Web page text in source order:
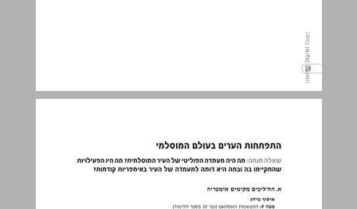
פרק ב: פריחתה של העיר הימי-ביניימית ... 18